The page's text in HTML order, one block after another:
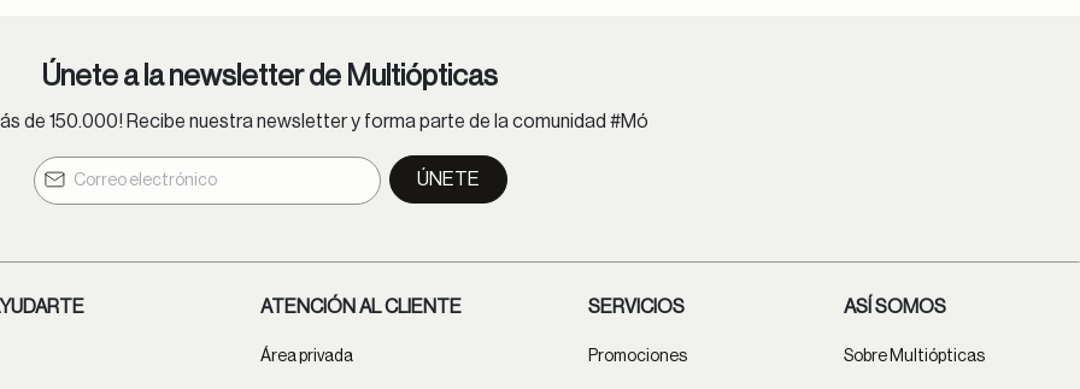
Únete a la newsletter de Multiópticas
de 150.000! Recibe nuestra newsletter y forma parte de la comunidad #Mó
ÚNETE
ATENCIÓN AL CLIENTE
Área privada
SERVICIOS
Promociones
ASÍ SOMOS
Sobre Multiópticas